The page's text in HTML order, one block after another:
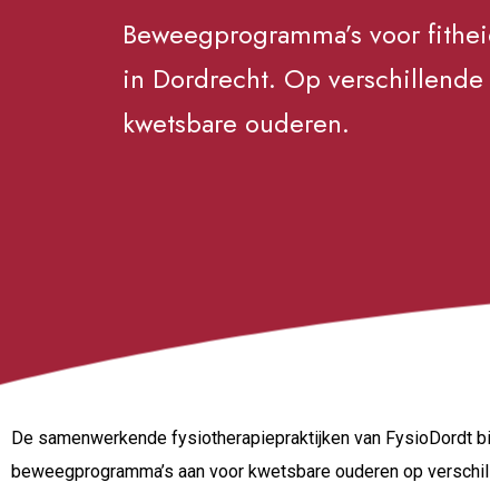
Beweegprogramma’s voor
in Dordrecht. Op
kwetsbare ouderen.
De samenwerkende fysiotherapiepraktijken van FysioDordt
beweegprogramma’s aan voor kwetsbare ouderen op